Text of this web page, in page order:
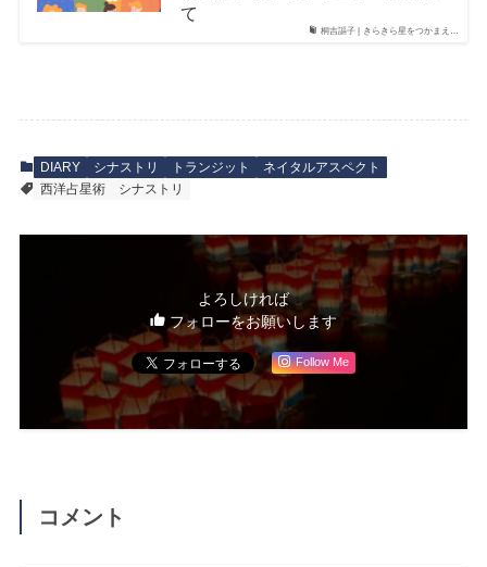
桐吉謳子 | きらきら星をつかまえ…
て
DIARY シナストリ トランジット
ネイタルアスペクト
西洋占星術
シナストリ
よろしければ
フォローをお願いします
Follow Me
コメント